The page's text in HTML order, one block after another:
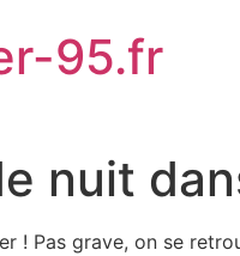
95.fr
nuit
! Pas grave, on se